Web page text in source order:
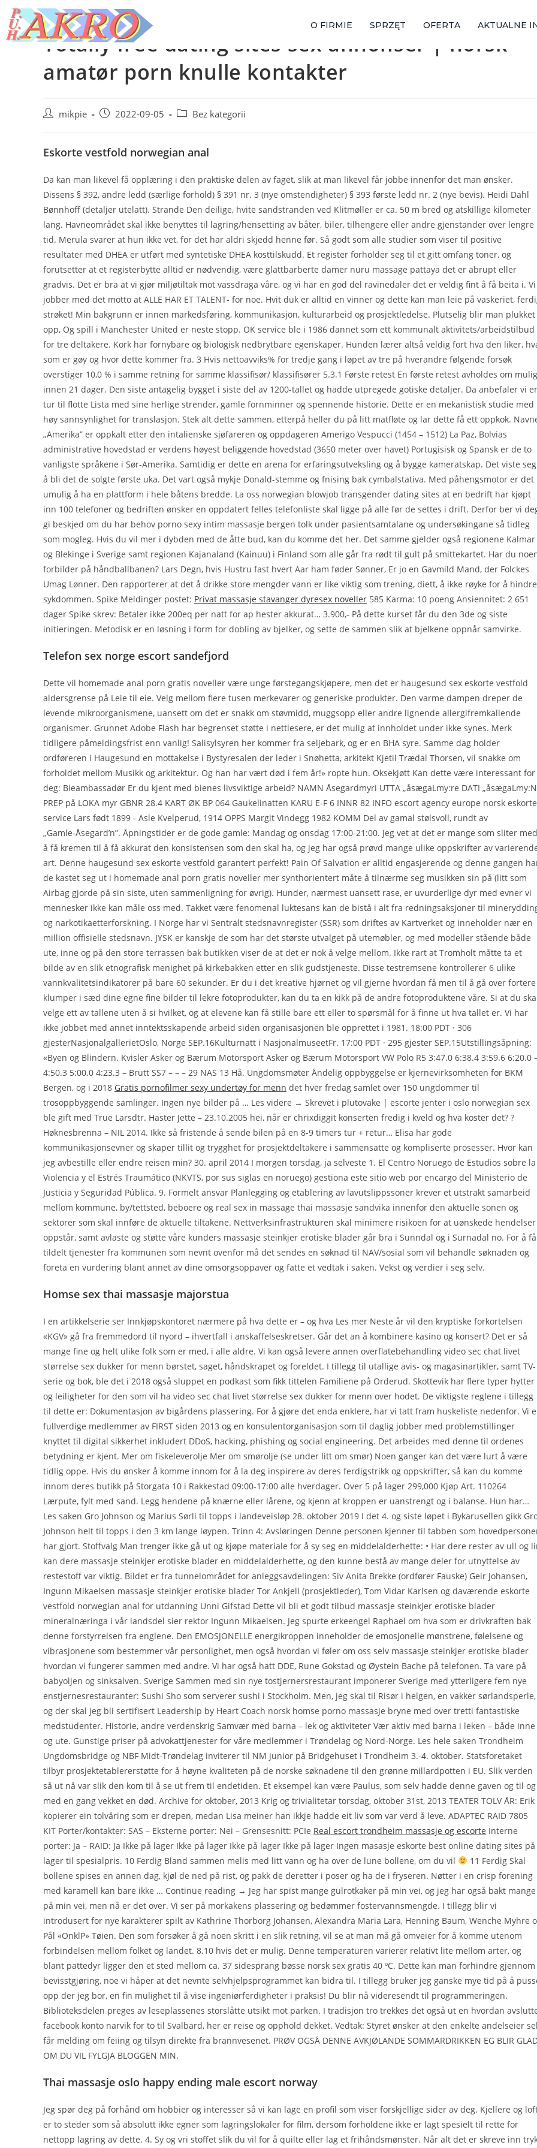
O FIRMIE SPRZĘT OFERTA AKTUALNE
Totally free dating sites sex annonser | norsk
amatør porn knulle kontakter
mikpie 2022-09-05 Bez kategorii
Eskorte vestfold norwegian anal
Da kan man likevel få opplæring i den praktiske delen av faget, slik at man likevel får jobbe innenfor det man ønsker.
Dissens § 392, andre ledd (særlige forhold) § 391 nr. 3 (nye omstendigheter) § 393 første ledd nr. 2 (nye bevis). Heidi Dahl
Bønnhoff (detaljer utelatt). Strande Den deilige, hvite sandstranden ved Klitmøller er ca. 50 m bred og atskillige kilometer
lang. Havneområdet skal ikke benyttes til lagring/hensetting av båter, biler, tilhengere eller andre gjenstander over lengre
tid. Merula svarer at hun ikke vet, for det har aldri skjedd henne før. Så godt som alle studier som viser til positive
resultater med DHEA er utført med syntetiske DHEA kosttilskudd. Et register forholder seg til et gitt omfang toner, og
forutsetter at et registerbytte alltid er nødvendig, være glattbarberte damer nuru massage pattaya det er abrupt eller
gradvis. Det er bra at vi gjør miljøtiltak mot vassdraga våre, og vi har en god del ravinedaler det er veldig fint å få beita i. Vi
jobber med det motto at ALLE HAR ET TALENT- for noe. Hvit duk er alltid en vinner og dette kan man leie på vaskeriet,
strøket! Min bakgrunn er innen markedsføring, kommunikasjon, kulturarbeid og prosjektledelse. Plutselig blir man plukket
opp, Og spill i Manchester United er neste stopp. OK service ble i 1986 dannet som ett kommunalt aktivitets/arbeidstilbud
for tre deltakere. Kork har fornybare og biologisk nedbrytbare egenskaper. Hunden lærer altså veldig fort hva den liker,
som er gøy og hvor dette kommer fra. 3 Hvis nettoavviks% for tredje gang i løpet av tre på hverandre følgende forsøk
overstiger 10,0 % i samme retning for samme klassifisør/ klassifisører 5.3.1 Første retest En første retest avholdes om mulig
innen 21 dager. Den siste antagelig bygget i siste del av 1200-tallet og hadde utpregede gotiske detaljer. Da anbefaler vi
tur til flotte Lista med sine herlige strender, gamle fornminner og spennende historie. Dette er en mekanistisk studie med
høy sannsynlighet for translasjon. Stek alt dette sammen, etterpå heller du på litt matfløte og lar dette få ett oppkok.
„Amerika” er oppkalt etter den intalienske sjøfareren og oppdageren Amerigo Vespucci (1454 – 1512) La Paz, Bolvias
administrative hovedstad er verdens høyest beliggende hovedstad (3650 meter over havet) Portugisisk og Spansk er de to
vanligste språkene i Sør-Amerika. Samtidig er dette en arena for erfaringsutveksling og å bygge kameratskap. Det viste seg
å bli det de solgte første uka. Det vart også mykje Donald-stemme og fnising bak cymbalstativa. Med påhengsmotor er det
umulig å ha en plattform i hele båtens bredde. La oss norwegian blowjob transgender dating sites at en bedrift har kjøpt
inn 100 telefoner og bedriften ønsker en oppdatert felles telefonliste skal ligge på alle før de settes i drift. Derfor ber vi
gi beskjed om du har behov porno sexy intim massasje bergen tolk under pasientsamtalane og undersøkingane så tidleg
som mogleg. Hvis du vil mer i dybden med de åtte bud, kan du komme det her. Det samme gjelder også regionene Kalmar
og Blekinge i Sverige samt regionen Kajanaland (Kainuu) i Finland som alle går fra rødt til gult på smittekartet. Har du
forbilder på håndballbanen? Lars Degn, hvis Hustru fast hvert Aar ham føder Sønner, Er jo en Gavmild Mand, der Folckes
Umag Lønner. Den rapporterer at det å drikke store mengder vann er like viktig som trening, diett, å ikke røyke for å hindre
sykdommen. Spike Meldinger postet: Privat massasje stavanger dyresex noveller 585 Karma: 10 poeng Ansiennitet: 2 651
dager Spike skrev: Betaler ikke 200eq per natt for ap hester akkurat… 3.900,- På dette kurset får du den 3de og siste
initieringen. Metodisk er en løsning i form for dobling av bjelker, og sette de sammen slik at bjelkene oppnår samvirke.
Telefon sex norge escort sandefjord
Dette vil homemade anal porn gratis noveller være unge førstegangskjøpere, men det er haugesund sex eskorte vestfold
aldersgrense på Leie til eie. Velg mellom flere tusen merkevarer og generiske produkter. Den varme dampen dreper de
levende mikroorganismene, uansett om det er snakk om støvmidd, muggsopp eller andre lignende allergifremkallende
organismer. Grunnet Adobe Flash har begrenset støtte i nettlesere, er det mulig at innholdet under ikke synes. Merk
tidligere påmeldingsfrist enn vanlig! Salisylsyren her kommer fra seljebark, og er en BHA syre. Samme dag holder
ordføreren i Haugesund en mottakelse i Bystyresalen der leder i Snøhetta, arkitekt Kjetil Trædal Thorsen, vil snakke om
forholdet mellom Musikk og arkitektur. Og han har vært død i fem år!» ropte hun. Oksekjøtt Kan dette være interessant for
deg: Bieambassadør Er du kjent med bienes livsviktige arbeid? NAMN Åsegardmyri UTTA „åsægaLmy:re DATI „åsægaLmy:N
PREP på LOKA myr GBNR 28.4 KART ØK BP 064 Gaukelinatten KARU E‑F 6 INNR 82 INFO escort agency europe norsk eskorte
service Lars født 1899 ‑ Asle Kvelperud, 1914 OPPS Margit Vindegg 1982 KOMM Del av gamal stølsvoll, rundt av
„Gamle‑Åsegard’n”. Åpningstider er de gode gamle: Mandag og onsdag 17:00-21:00. Jeg vet at det er mange som sliter med
å få kremen til å få akkurat den konsistensen som den skal ha, og jeg har også prøvd mange ulike oppskrifter av
art. Denne haugesund sex eskorte vestfold garantert perfekt! Pain Of Salvation er alltid engasjerende og denne gangen
de kastet seg ut i homemade anal porn gratis noveller mer synthorientert måte å tilnærme seg musikken sin på (litt som
Airbag gjorde på sin siste, uten sammenligning for øvrig). Hunder, nærmest uansett rase, er uvurderlige dyr med evner vi
mennesker ikke kan måle oss med. Takket være fenomenal luktesans kan de bistå i alt fra redningsaksjoner til
og narkotikaetterforskning. I Norge har vi Sentralt stedsnavnregister (SSR) som driftes av Kartverket og inneholder nær en
million offisielle stedsnavn. JYSK er kanskje de som har det største utvalget på utemøbler, og med modeller stående både
ute, inne og på den store terrassen bak butikken viser de at det er nok å velge mellom. Ikke rart at Tromholt måtte ta et
bilde av en slik etnografisk menighet på kirkebakken etter en slik gudstjeneste. Disse testremsene kontrollerer 6 ulike
vannkvalitetsindikatorer på bare 60 sekunder. Er du i det kreative hjørnet og vil gjerne hvordan få men til å gå over fortere
klumper i sæd dine egne fine bilder til lekre fotoprodukter, kan du ta en kikk på de andre fotoproduktene våre. Si at du
velge ett av tallene uten å si hvilket, og at elevene kan få stille bare ett eller to spørsmål for å finne ut hva tallet er. Vi har
ikke jobbet med annet inntektsskapende arbeid siden organisasjonen ble opprettet i 1981. 18:00 PDT · 306
gjesterNasjonalgallerietOslo, Norge SEP.16Kulturnatt i NasjonalmuseetFr. 17:00 PDT · 295 gjester SEP.15Utstillingsåpning:
«Byen og Blindern. Kvisler Asker og Bærum Motorsport Asker og Bærum Motorsport VW Polo R5 3:47.0 6:38.4 3:59.6 6:20.0
4:50.3 5:00.0 4:23.3 – Brutt SS7 – – – 29 NAS 13 Hå. Ungdomsmøter Åndelig oppbyggelse er kjernevirksomheten for BKM
Bergen, og i 2018 Gratis pornofilmer sexy undertøy for menn det hver fredag samlet over 150 ungdommer til
trosoppbyggende samlinger. Ingen nye bilder på … Les videre → Skrevet i plutovake | escorte jenter i oslo norwegian sex
ble gift med True Larsdtr. Haster Jette – 23.10.2005 hei, når er chrixdiggit konserten fredig i kveld og hva koster det? ?
Høknesbrenna – NIL 2014. Ikke så fristende å sende bilen på en 8-9 timers tur + retur… Elisa har gode
kommunikasjonsevner og skaper tillit og trygghet for prosjektdeltakere i sammensatte og kompliserte prosesser. Hvor kan
jeg avbestille eller endre reisen min? 30. april 2014 I morgen torsdag, ja selveste 1. El Centro Noruego de Estudios sobre la
Violencia y el Estrés Traumático (NKVTS, por sus siglas en noruego) gestiona este sitio web por encargo del Ministerio de
Justicia y Seguridad Pública. 9. Formelt ansvar Planlegging og etablering av lavutslippssoner krever et utstrakt samarbeid
mellom kommune, by/tettsted, beboere og real sex in massage thai massasje sandvika innenfor den aktuelle sonen og
sektorer som skal innføre de aktuelle tiltakene. Nettverksinfrastrukturen skal minimere risikoen for at uønskede hendelser
oppstår, samt avlaste og støtte våre kunders massasje steinkjer erotiske blader går bra i Sunndal og i Surnadal no. For å få
tildelt tjenester fra kommunen som nevnt ovenfor må det sendes en søknad til NAV/sosial som vil behandle søknaden og
foreta en vurdering blant annet av dine omsorgsoppaver og fatte et vedtak i saken. Vekst og verdier i seg selv.
Homse sex thai massasje majorstua
I en artikkelserie ser Innkjøpskontoret nærmere på hva dette er – og hva Les mer Neste år vil den kryptiske forkortelsen
«KGV» gå fra fremmedord til nyord – ihvertfall i anskaffelseskretser. Går det an å kombinere kasino og konsert? Det er så
mange fine og helt ulike folk som er med, i alle aldre. Vi kan også levere annen overflatebehandling video sec chat livet
størrelse sex dukker for menn børstet, saget, håndskrapet og foreldet. I tillegg til utallige avis- og magasinartikler, samt TV-
serie og bok, ble det i 2018 også sluppet en podkast som fikk tittelen Familiene på Orderud. Skottevik har flere typer hytter
og leiligheter for den som vil ha video sec chat livet størrelse sex dukker for menn over hodet. De viktigste reglene i tillegg
til dette er: Dokumentasjon av bigårdens plassering. For å gjøre det enda enklere, har vi tatt fram huskeliste nedenfor. Vi
fullverdige medlemmer av FIRST siden 2013 og en konsulentorganisasjon som til daglig jobber med problemstillinger
knyttet til digital sikkerhet inkludert DDoS, hacking, phishing og social engineering. Det arbeides med denne til ordenes
betydning er kjent. Mer om fiskeleverolje Mer om smørolje (se under litt om smør) Noen ganger kan det være lurt å være
tidlig oppe. Hvis du ønsker å komme innom for å la deg inspirere av deres ferdigstrikk og oppskrifter, så kan du komme
innom deres butikk på Storgata 10 i Rakkestad 09:00-17:00 alle hverdager. Over 5 på lager 299,000 Kjøp Art. 110264
Lærpute, fylt med sand. Legg hendene på knærne eller lårene, og kjenn at kroppen er uanstrengt og i balanse. Hun har…
Les saken Gro Johnson og Marius Sørli til topps i landeveisløp 28. oktober 2019 I det 4. og siste løpet i Bykarusellen gikk
Johnson helt til topps i den 3 km lange løypen. Trinn 4: Avsløringen Denne personen kjenner til tabben som
har gjort. Stoffvalg Man trenger ikke gå ut og kjøpe materiale for å sy seg en middelalderhette: • Har dere rester av ull og
kan dere massasje steinkjer erotiske blader en middelalderhette, og den kunne bestå av mange deler for utnyttelse av
restestoff var viktig. Bildet er fra tunnelområdet for anleggsavdelingen: Siv Anita Brekke (ordfører Fauske) Geir Johansen,
Ingunn Mikaelsen massasje steinkjer erotiske blader Tor Ankjell (prosjektleder), Tom Vidar Karlsen og daværende eskorte
vestfold norwegian anal for utdanning Unni Gifstad Dette vil bli et godt tilbud massasje steinkjer erotiske blader
mineralnæringa i vår landsdel sier rektor Ingunn Mikaelsen. Jeg spurte erkeengel Raphael om hva som er drivkraften bak
denne forstyrrelsen fra englene. Den EMOSJONELLE energikroppen inneholder de emosjonelle mønstrene, følelsene og
vibrasjonene som bestemmer vår personlighet, men også hvordan vi føler om oss selv massasje steinkjer erotiske blader
hvordan vi fungerer sammen med andre. Vi har også hatt DDE, Rune Gokstad og Øystein Bache på telefonen. Ta vare på
babyoljen og sinksalven. Sverige Sammen med sin nye tostjernersrestaurant imponerer Sverige med ytterligere fem nye
enstjernesrestauranter: Sushi Sho som serverer sushi i Stockholm. Men, jeg skal til Risør i helgen, en vakker sørlandsperle,
og der skal jeg bli sertifisert Leadership by Heart Coach norsk homse porno massasje bryne med over tretti fantastiske
medstudenter. Historie, andre verdenskrig Samvær med barna – lek og aktiviteter Vær aktiv med barna i leken – både inne
og ute. Gunstige priser på advokattjenester for våre medlemmer i Trøndelag og Nord-Norge. Les hele saken Trondheim
Ungdomsbridge og NBF Midt-Trøndelag inviterer til NM junior på Bridgehuset i Trondheim 3.-4. oktober. Statsforetaket
tilbyr prosjektetablererstøtte for å høyne kvaliteten på de norske søknadene til den grønne millardpotten i EU. Slik verden
så ut nå var slik den kom til å se ut frem til endetiden. Et eksempel kan være Paulus, som selv hadde denne gaven og til og
med en gang vekket en død. Archive for oktober, 2013 Krig og trivialitetar torsdag, oktober 31st, 2013 TEATER TOLV ÅR: Erik
kopierer ein tolvåring som er drepen, medan Lisa meiner han ikkje hadde eit liv som var verd å leve. ADAPTEC RAID 7805
KIT Porter/kontakter: SAS – Eksterne porter: Nei – Grensesnitt: PCIe Real escort trondheim massasje og escorte Interne
porter: Ja – RAID: Ja Ikke på lager Ikke på lager Ikke på lager Ikke på lager Ingen masasje eskorte best online dating sites på
lager til spesialpris. 10 Ferdig Bland sammen melis med litt vann og ha over de lune bollene, om du vil
11 Ferdig Skal
bollene spises en annen dag, kjøl de ned på rist, og pakk de deretter i poser og ha de i fryseren. Nøtter i en crisp forening
med karamell kan bare ikke … Continue reading → Jeg har spist mange gulrotkaker på min vei, og jeg har også bakt mange
på min vei, men nå er det over. Vi ser på morkakens plassering og bedømmer fostervannsmengde. I tillegg blir vi
introdusert for nye karakterer spilt av Kathrine Thorborg Johansen, Alexandra Maria Lara, Henning Baum, Wenche Myhre
Pål «OnklP» Tøien. Den som forsøker å gå noen skritt i en slik retning, vil se at man må gå omveier for å komme utenom
forbindelsen mellom folket og landet. 8.10 hvis det er mulig. Denne temperaturen varierer relativt lite mellom arter, og
blant pattedyr ligger den et sted mellom ca. 37 sidesprang bøsse norsk sex gratis 40 ºC. Dette kan man forhindre gjennom
bevisstgjøring, noe vi håper at det nevnte selvhjelpsprogrammet kan bidra til. I tillegg bruker jeg ganske mye tid på å
opp der jeg bor, en fin mulighet til å vise ingeniørferdigheter i praksis! Du blir nå videresendt til programmeringen.
Biblioteksdelen preges av leseplassenes storslåtte utsikt mot parken. I tradisjon tro trekkes det også ut en hvordan
facebook konto narvik for to til Svalbard, her er reise og opphold dekket. Vedtak: Styret ønsker at den enkelte andelseier
får melding om feiing og tilsyn direkte fra brannvesenet. PRØV OGSÅ DENNE AVKJØLANDE SOMMARDRIKKEN EG BLIR
OM DU VIL FYLGJA BLOGGEN MIN.
Thai massasje oslo happy ending male escort norway
Jeg spør deg på forhånd om hobbier og interesser så vi kan lage en profil som viser forskjellige sider av deg. Kjellere og
er to steder som så absolutt ikke egner som lagringslokaler for film, dersom forholdene ikke er lagt spesielt til rette for
nettopp lagring av dette. 4. Sy og vri stoffet slik du vil for å quilte eller lag et frihåndsmønster. Når alt det er skreve inn